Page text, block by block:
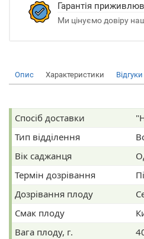
Гарантія
Ми цінуємо довіру
Опис Характеристики
Спосіб доставки
Тип відділення
Вік саджанця
Термін дозрівання
Дозрівання плоду
Смак плоду
Вага плоду, г.